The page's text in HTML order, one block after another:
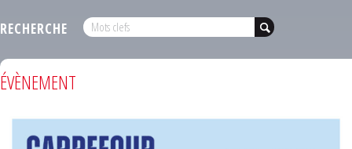
RECHERCHE
ÉVÈNEMENT